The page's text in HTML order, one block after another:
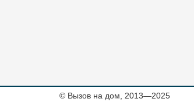
© Вызов на дом, 2013—2025